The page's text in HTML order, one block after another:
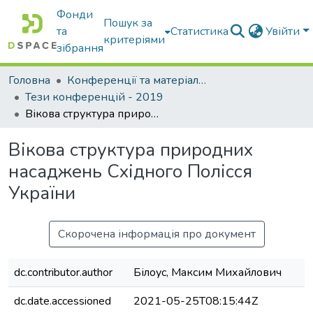
Фонди
та
зібрання
Пошук за
критеріями
Статистика Увійти
Головна
Конференції та матеріали конференцій
Тези конференцій - 2019
Вікова структура природних насаджень Східного Полісся України
Вікова структура природних
насаджень Східного Полісся
України
Скорочена інформація про документ
dc.contributor.author
Білоус, Максим Михайлович
dc.date.accessioned
2021-05-25T08:15:44Z